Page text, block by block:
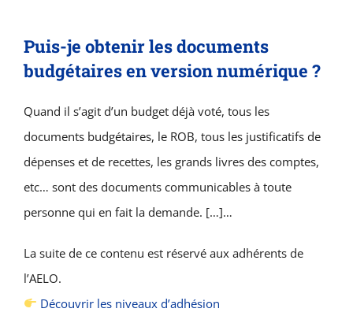
Puis-je obtenir les documents
budgétaires en version numérique ?
Quand il s’agit d’un budget déjà voté, tous les
documents budgétaires, le ROB, tous les justificatifs de
dépenses et de recettes, les grands livres des comptes,
etc… sont des documents communicables à toute
personne qui en fait la demande. […]…
La suite de ce contenu est réservé aux adhérents de
l’AELO.
Découvrir les niveaux d’adhésion